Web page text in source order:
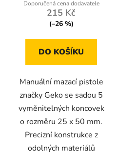
215 Kč
(–26 %)
DO KOŠÍKU
Manuální mazací pistole
značky Geko se sadou 5
vyměnitelných koncovek
o rozměru 25 x 50 mm.
Precizní konstrukce z
odolných materiálů